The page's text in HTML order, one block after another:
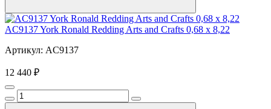
AC9137 York Ronald Redding Arts and Crafts 0,68 х 8,22
Артикул: AC9137
12 440 ₽